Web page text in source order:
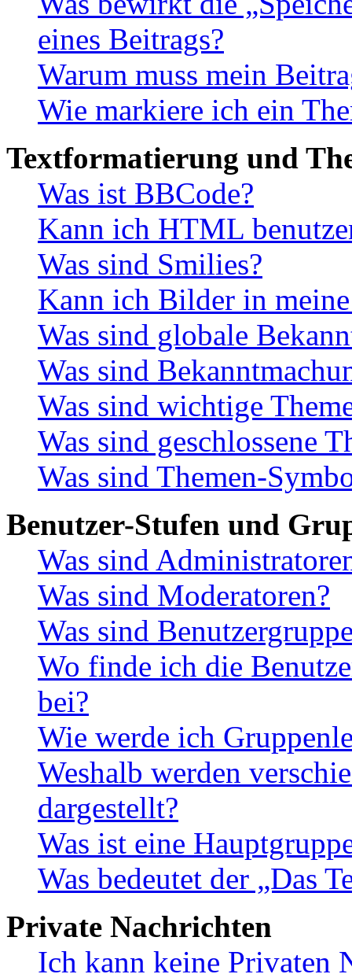
eines Beitrags?
Warum muss mein
Wie markiere ich ein
Textformatierung und
Was ist BBCode?
Kann ich HTML
Was sind Smilies?
Kann ich Bilder in
Was sind globale
Was sind
Was sind wichtige
Was sind geschlossene
Was sind Themen-
Benutzer-Stufen und
Was sind
Was sind Moderatoren?
Was sind
Wo finde ich die
bei?
Wie werde ich
Weshalb werden
dargestellt?
Was ist eine
Was bedeutet der „Das
Private Nachrichten
Ich kann keine Privaten